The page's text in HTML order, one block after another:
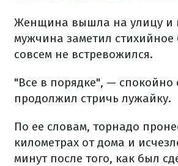
Женщина вышла на улицу и
мужчина заметил стихийное
совсем не встревожился.
"Все в порядке", — спокойно
продолжил стричь лужайку.
По ее словам, торнадо
километрах от дома и
минут после того, как был